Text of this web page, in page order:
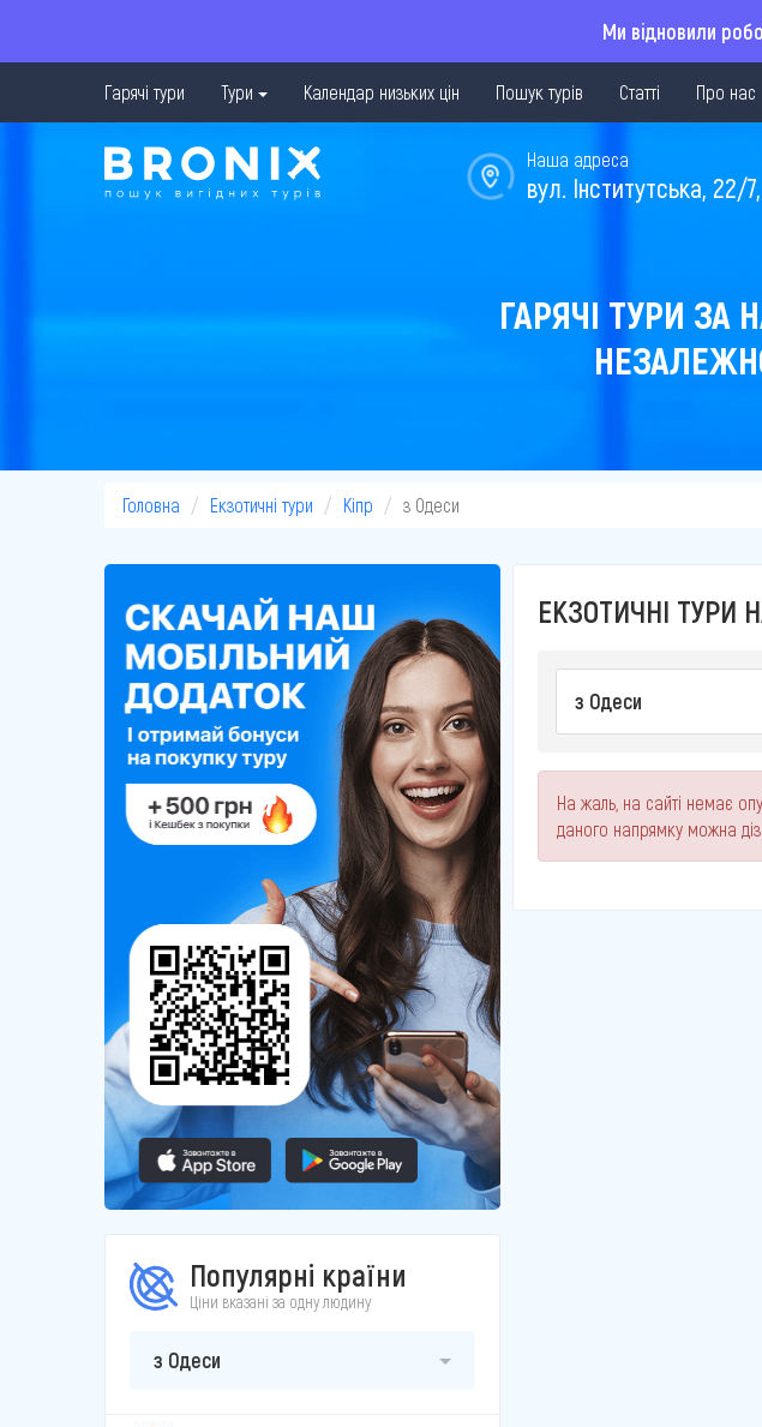
Ми відновили
Гарячі тури Тури Календар низьких цін Пошук турів Статті Про нас
Наша адреса
вул. Інститутська, 22/
ГАРЯЧІ ТУРИ ЗА
Головна Екзотичні тури Кіпр з Одеси
Популярні країни
Ціни вказані за одну людину
з Одеси
ЕКЗОТИЧНІ ТУРИ
з Одеси
На жаль, на сайті немає
даного напрямку можна